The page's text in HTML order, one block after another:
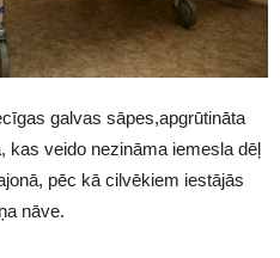
galvas sāpes,apgrūtināta
kas veido nezināma iemesla dēļ
pēc kā cilvēkiem iestājās
nāve.